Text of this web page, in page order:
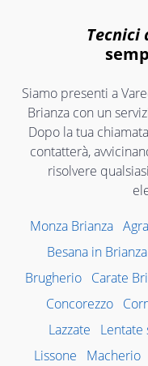
Tecnici
Siamo presenti a
Brianza con un
Dopo la tua
contatterà,
risolvere
Monza Brianza
Besana in Brianza
Brugherio Carate
Concorezzo
Lazzate
Lentate
Lissone
Macherio